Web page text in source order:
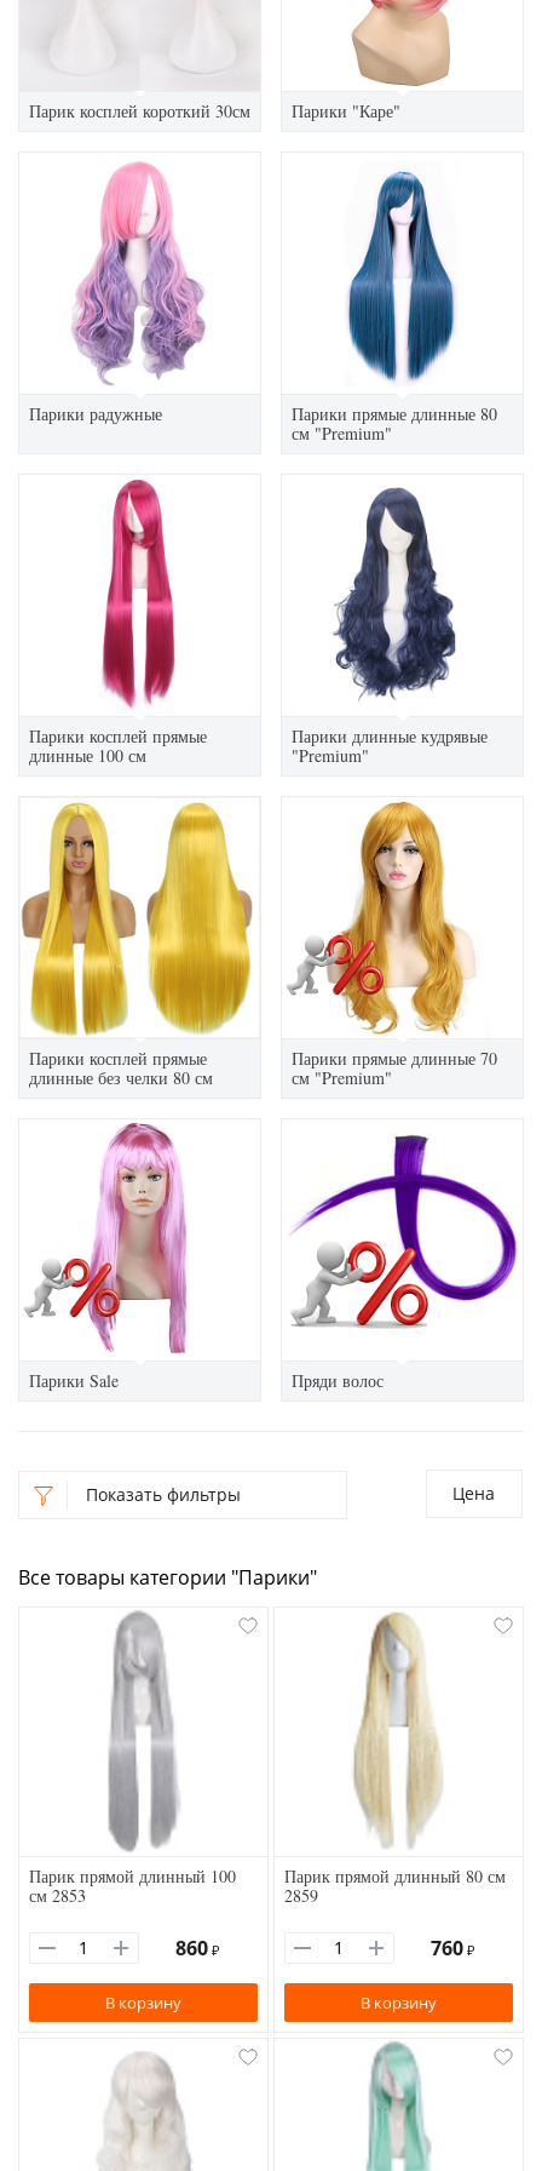
Парик косплей короткий 30см Парики "Каре"
Парики радужные
Парики прямые длинные 80
см "Premium"
Парики косплей прямые
длинные 100 см
Парики длинные кудрявые
"Premium"
Парики косплей прямые
длинные без челки 80 см
Парики прямые длинные 70
см "Premium"
Парики Sale Пряди волос
Показать фильтры
Все товары категории "Парики"
Цена
Парик прямой длинный 100
см 2853
860 ₽
В корзину
Парик прямой длинный 80 см
2859
760 ₽
В корзину